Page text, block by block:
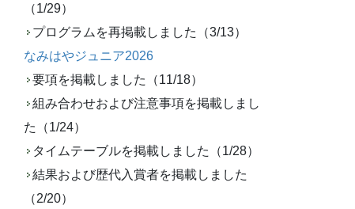
（1/29）
プログラムを再掲載しました（3/13）
なみはやジュニア2026
要項を掲載しました（11/18）
組み合わせおよび注意事項を掲載しまし
た（1/24）
タイムテーブルを掲載しました（1/28）
結果および歴代入賞者を掲載しました
（2/20）